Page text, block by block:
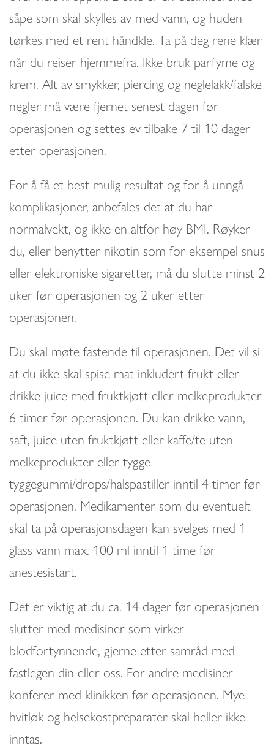
såpe som skal skylles av med vann, og huden
tørkes med et rent håndkle. Ta på deg rene klær
når du reiser hjemmefra. Ikke bruk parfyme og
krem. Alt av smykker, piercing og neglelakk/falske
negler må være fjernet senest dagen før
operasjonen og settes ev tilbake 7 til 10 dager
etter operasjonen.
For å få et best mulig resultat og for å unngå
komplikasjoner, anbefales det at du har
normalvekt, og ikke en altfor høy BMI. Røyker
du, eller benytter nikotin som for eksempel snus
eller elektroniske sigaretter, må du slutte minst 2
uker før operasjonen og 2 uker etter
operasjonen.
Du skal møte fastende til operasjonen. Det vil si
at du ikke skal spise mat inkludert frukt eller
drikke juice med fruktkjøtt eller melkeprodukter
6 timer før operasjonen. Du kan drikke vann,
saft, juice uten fruktkjøtt eller kaffe/te uten
melkeprodukter eller tygge
tyggegummi/drops/halspastiller inntil 4 timer før
operasjonen. Medikamenter som du eventuelt
skal ta på operasjonsdagen kan svelges med 1
glass vann max. 100 ml inntil 1 time før
anestesistart.
Det er viktig at du ca. 14 dager før operasjonen
slutter med medisiner som virker
blodfortynnende, gjerne etter samråd med
fastlegen din eller oss. For andre medisiner
konferer med klinikken før operasjonen. Mye
hvitløk og helsekostpreparater skal heller ikke
inntas.